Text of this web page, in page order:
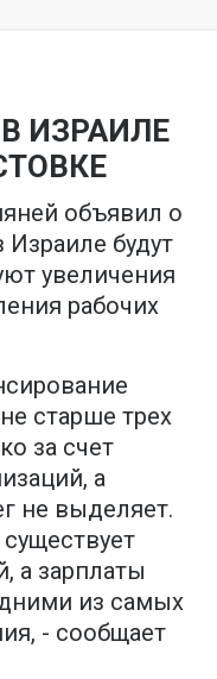
ИЗРАИЛЕ
объявил о
будут
увеличения
рабочих
старше трех
за счет
а
не выделяет.
а зарплаты
из самых
- сообщает